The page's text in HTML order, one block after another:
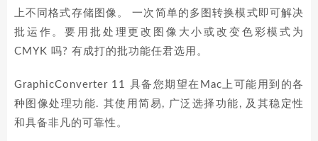
上不同格式存储图像。 一次简单的多图转换模式即可解决
批运作。要用批处理更改图像大小或改变色彩模式为
CMYK 吗? 有成打的批功能任君选用。
GraphicConverter 11 具备您期望在Mac上可能用到的各
种图像处理功能. 其使用简易, 广泛选择功能, 及其稳定性
和具备非凡的可靠性。